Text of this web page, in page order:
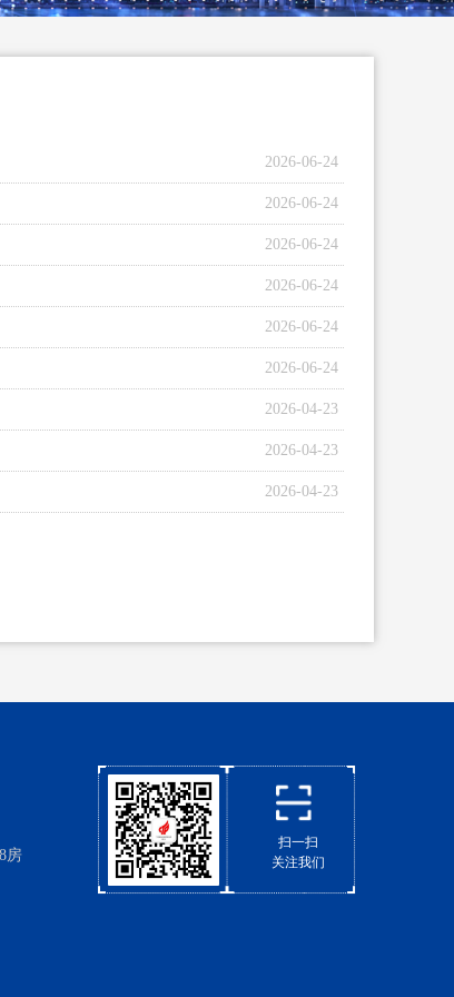
2026-06-24
2026-06-24
2026-06-24
2026-06-24
2026-06-24
2026-06-24
2026-04-23
2026-04-23
2026-04-23
扫一扫
关注我们
房